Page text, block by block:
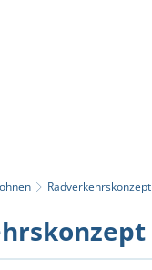
Radverkehrskonzept